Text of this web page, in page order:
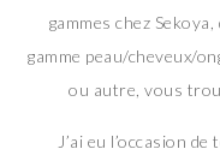
gammes chez
gamme peau/cheveux/
ou autre, vous
J’ai eu l’occasion